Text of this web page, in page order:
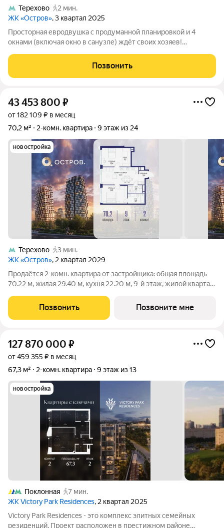
Терехово
2 мин.
ЖК «Остров», 3 квартал 2025
Просторная евродвушка с продуманной планировкой и 4
окнами (включая окно в санузле) ждёт своих хозяев!
света и воздуха; окно в санузле дополнительная вентиляция и
естественное освещение;
Позвонить
43 453 800 ₽
от 182 109 ₽ в месяц
70,2 м²
2-комн. квартира 9 этаж из 24
новостройка
Терехово
3 мин.
ЖК «Остров», 2 квартал 2029
Продаётся 2-комн. квартира от застройщика: общая площадь
70.22 м, жилая 29.40 м, кухня 22.20 м, 9-й этаж, жилой квартал
года. 2 совмещенных санузла. Остров.14 ЧАСТЬ ПРОЕКТА
«ОСТРОВ», В 10
Позвонить Позвоните мне
127 870 000 ₽
от 459 355 ₽ в месяц
67,3 м²
2-комн. квартира 9 этаж из 13
новостройка
Поклонная
7 мин.
ЖК Victory Park Residences, 2 квартал 2025
Victory Park Residences - это комплекс элитных семейных
резиденций. Проект расположен в престижном районе